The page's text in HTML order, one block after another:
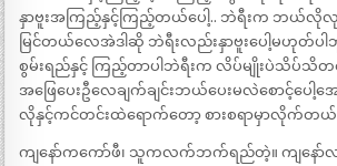
နှာဗူးအကြည့်နှင့်ကြည့်တယ်ပေါ့.. ဘဲရီးက ဘယ်လိုလုပ်သိ
မြင်တယ်လေအဲဒါဆို ဘဲရီးလည်းနှာဗူးပေါ့မဟုတ်ပါ
စွမ်းရည်နှင့် ကြည့်တာပါဘဲရီးက လိပ်မျိုးပဲသိ
အဖြေပေးဦလေချက်ချင်းဘယ်ပေးမလဲစောင့်ပေါ့အ
လိုနှင့်ကင်တင်းထဲရောက်တော့ စားစရာမှာလိုက်တယ်
ကျနော်ကကော်ဖီ၊ သူကလက်ဘက်ရည်တဲ့။ ကျနေ